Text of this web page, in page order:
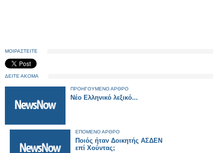
ΜΟΙΡΑΣΤΕΙΤΕ
ΔΕΙΤΕ ΑΚΟΜΑ
ΠΡΟΗΓΟΥΜΕΝΟ ΑΡΘΡΟ
Νέο Ελληνικό λεξικό...
ΕΠΟΜΕΝΟ ΑΡΘΡΟ
Ποιός ήταν Δοικητής ΑΣΔΕΝ
επί Χούντας;